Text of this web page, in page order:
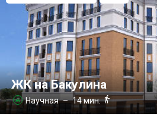
ЖК на Бакулина
 Научная– 14 мин.